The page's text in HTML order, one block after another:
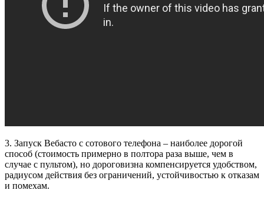
3. Запуск Вебасто с сотового телефона – наиболее дорогой
способ (стоимость примерно в полтора раза выше, чем в
случае с пультом), но дороговизна компенсируется удобством,
радиусом действия без ограничений, устойчивостью к отказам
и помехам.